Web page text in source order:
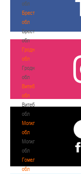
обл
Брестская
обл
Брестская
обл
Гродненская
обл
Гродненская
обл
Витебская
обл
Витебская
обл
Могилевская
обл
Могилевская
обл
Гомельская
обл